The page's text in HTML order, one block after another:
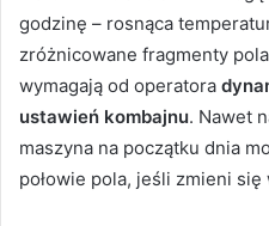
godzinę – rosnąca
zróżnicowane fragmenty
wymagają od operatora
ustawień kombajnu. Nawet
maszyna na początku dnia
połowie pola, jeśli zmieni